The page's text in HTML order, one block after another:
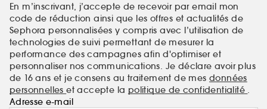
En m’inscrivant, j’accepte de recevoir par email mon
code de réduction ainsi que les offres et actualités de
Sephora personnalisées y compris avec l’utilisation de
technologies de suivi permettant de mesurer la
performance des campagnes afin d'optimiser et
personnaliser nos communications. Je déclare avoir plus
de 16 ans et je consens au traitement de mes données
personnelleset accepte la politique de confidentialité .
Adresse e-mail